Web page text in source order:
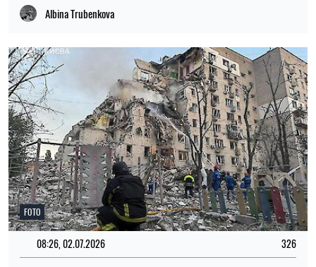
Albina Trubenkova
FOTO
08:26, 02.07.2026 326